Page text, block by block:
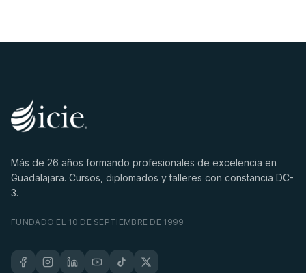
Más de 26 años formando profesionales de excelencia en
Guadalajara. Cursos, diplomados y talleres con constancia DC-
3.
FUNDADO EL 10 DE SEPTIEMBRE DE 1999